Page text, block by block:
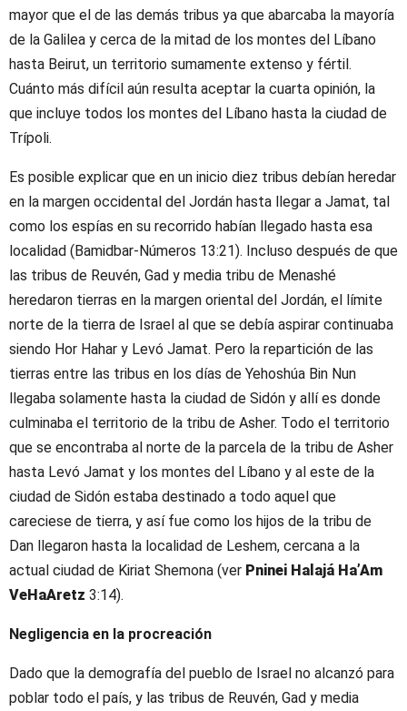
mayor que el de las demás tribus ya que abarcaba la mayoría
de la Galilea y cerca de la mitad de los montes del Líbano
hasta Beirut, un territorio sumamente extenso y fértil.
Cuánto más difícil aún resulta aceptar la cuarta opinión, la
que incluye todos los montes del Líbano hasta la ciudad de
Trípoli.
Es posible explicar que en un inicio diez tribus debían heredar
en la margen occidental del Jordán hasta llegar a Jamat, tal
como los espías en su recorrido habían llegado hasta esa
localidad (Bamidbar-Números 13:21). Incluso después de que
las tribus de Reuvén, Gad y media tribu de Menashé
heredaron tierras en la margen oriental del Jordán, el límite
norte de la tierra de Israel al que se debía aspirar continuaba
siendo Hor Hahar y Levó Jamat. Pero la repartición de las
tierras entre las tribus en los días de Yehoshúa Bin Nun
llegaba solamente hasta la ciudad de Sidón y allí es donde
culminaba el territorio de la tribu de Asher. Todo el territorio
que se encontraba al norte de la parcela de la tribu de Asher
hasta Levó Jamat y los montes del Líbano y al este de la
ciudad de Sidón estaba destinado a todo aquel que
careciese de tierra, y así fue como los hijos de la tribu de
Dan llegaron hasta la localidad de Leshem, cercana a la
actual ciudad de Kiriat Shemona (ver Pninei Halajá Ha’Am
VeHaAretz 3:14).
Negligencia en la procreación
Dado que la demografía del pueblo de Israel no alcanzó para
poblar todo el país, y las tribus de Reuvén, Gad y media